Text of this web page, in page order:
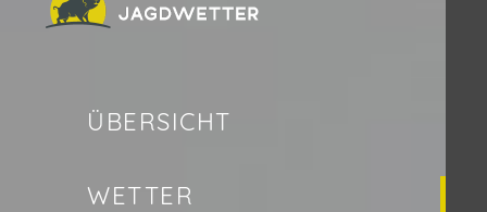
ÜBERSICHT
WETTER